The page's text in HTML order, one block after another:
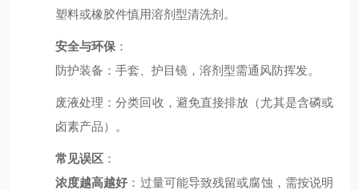
塑料或橡胶件慎用溶剂型清洗剂。
安全与环保：
防护装备：手套、护目镜，溶剂型需通风防挥发。
废液处理：分类回收，避免直接排放（尤其是含磷或
卤素产品）。
常见误区：
浓度越高越好 ：过量可能导致残留或腐蚀，需按说明